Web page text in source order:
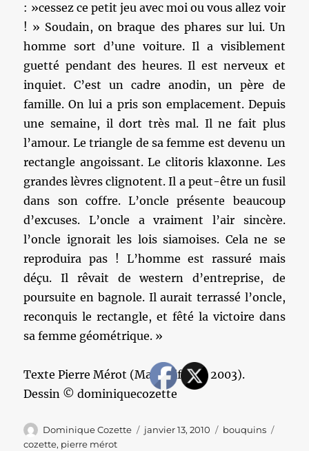
: »cessez ce petit jeu avec moi ou vous allez voir
! » Soudain, on braque des phares sur lui. Un
homme sort d’une voiture. Il a visiblement
guetté pendant des heures. Il est nerveux et
inquiet. C’est un cadre anodin, un père de
famille. On lui a pris son emplacement. Depuis
une semaine, il dort très mal. Il ne fait plus
l’amour. Le triangle de sa femme est devenu un
rectangle angoissant. Le clitoris klaxonne. Les
grandes lèvres clignotent. Il a peut-être un fusil
dans son coffre. L’oncle présente beaucoup
d’excuses. L’oncle a vraiment l’air sincère.
l’oncle ignorait les lois siamoises. Cela ne se
reproduira pas ! L’homme est rassuré mais
déçu. Il rêvait de western d’entreprise, de
poursuite en bagnole. Il aurait terrassé l’oncle,
reconquis le rectangle, et fêté la victoire dans
sa femme géométrique. »
Texte Pierre Mérot (Mammifères, 2003).
Dessin © dominiquecozette
Auteur
Dominique Cozette
Publié
janvier 13, 2010 Catégories
bouquins
cozette, pierre mérot